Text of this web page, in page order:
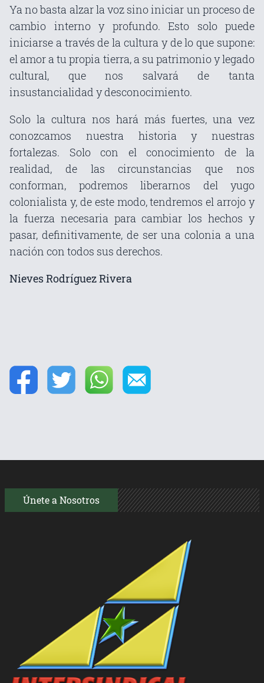
Ya no basta alzar la voz sino iniciar un proceso de
cambio interno y profundo. Esto solo puede
iniciarse a través de la cultura y de lo que supone:
el amor a tu propia tierra, a su patrimonio y legado
cultural, que nos salvará de tanta
insustancialidad y desconocimiento.
Solo la cultura nos hará más fuertes, una vez
conozcamos nuestra historia y nuestras
fortalezas. Solo con el conocimiento de la
realidad, de las circunstancias que nos
conforman, podremos liberarnos del yugo
colonialista y, de este modo, tendremos el arrojo y
la fuerza necesaria para cambiar los hechos y
pasar, definitivamente, de ser una colonia a una
nación con todos sus derechos.
Nieves Rodríguez Rivera
Únete a Nosotros